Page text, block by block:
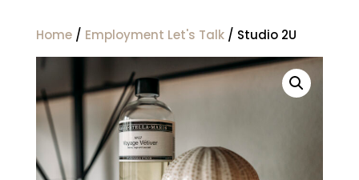
Home/ Employment Let's Talk/ Studio 2U